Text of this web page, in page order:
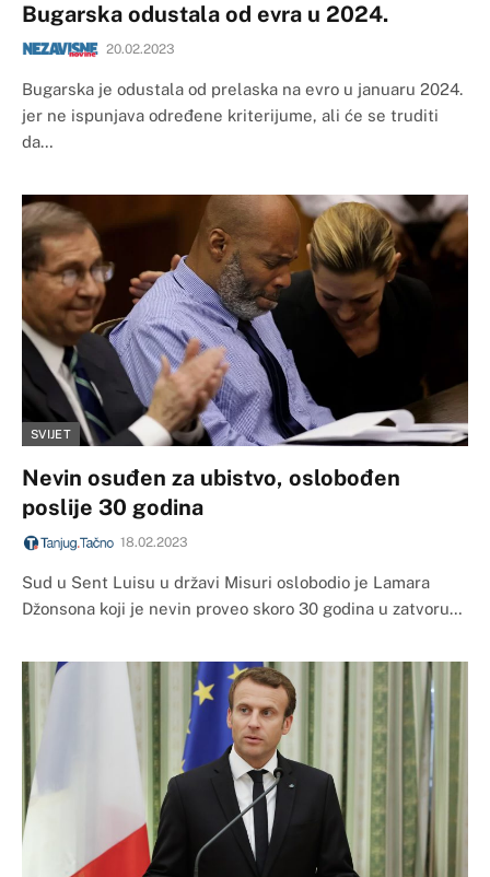
Bugarska odustala od evra u 2024.
20.02.2023
​Bugarska je odustala od prelaska na evro u januaru 2024.
jer ne ispunjava određene kriterijume, ali će se truditi
da…
SVIJET
Nevin osuđen za ubistvo, oslobođen
poslije 30 godina
18.02.2023
Sud u Sent Luisu u državi Misuri oslobodio je Lamara
Džonsona koji je nevin proveo skoro 30 godina u zatvoru…